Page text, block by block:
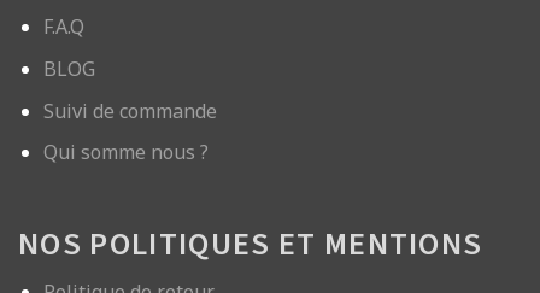
F.A.Q
BLOG
Suivi de commande
Qui somme nous ?
NOS POLITIQUES ET MENTIONS